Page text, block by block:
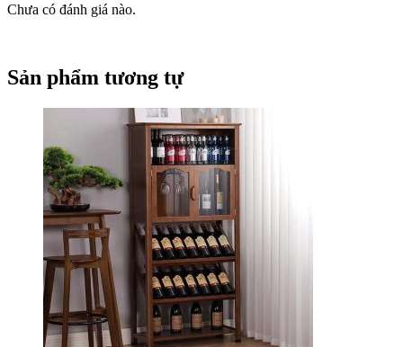
Chưa có đánh giá nào.
Sản phẩm tương tự